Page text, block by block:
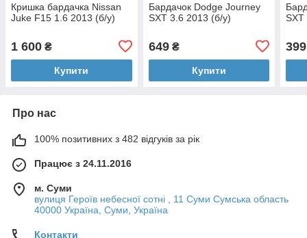
Кришка бардачка Nissan
Juke F15 1.6 2013 (б/у)
1 600 ₴
Купити
Бардачок Dodge Journey
SXT 3.6 2013 (б/у)
649₴
Купити
SXT
399
Про нас
100% позитивних з 482 відгуків за рік
Працює з 24.11.2016
м. Суми
вулиця Героїв небесної сотні , 11 Суми Сумська область
40000 Україна, Суми, Україна
Контакти